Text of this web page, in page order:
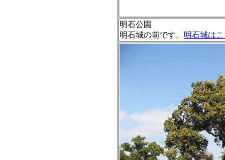
明石公園
明石城の前です。 明石城は